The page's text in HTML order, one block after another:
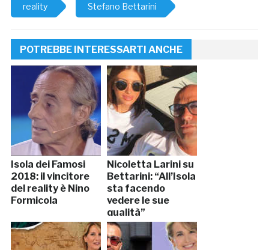
reality Stefano Bettarini
POTREBBE INTERESSARTI ANCHE
Isola dei Famosi
2018: il vincitore
del reality è Nino
Formicola
Nicoletta Larini su
Bettarini: “All’Isola
sta facendo
vedere le sue
qualità”